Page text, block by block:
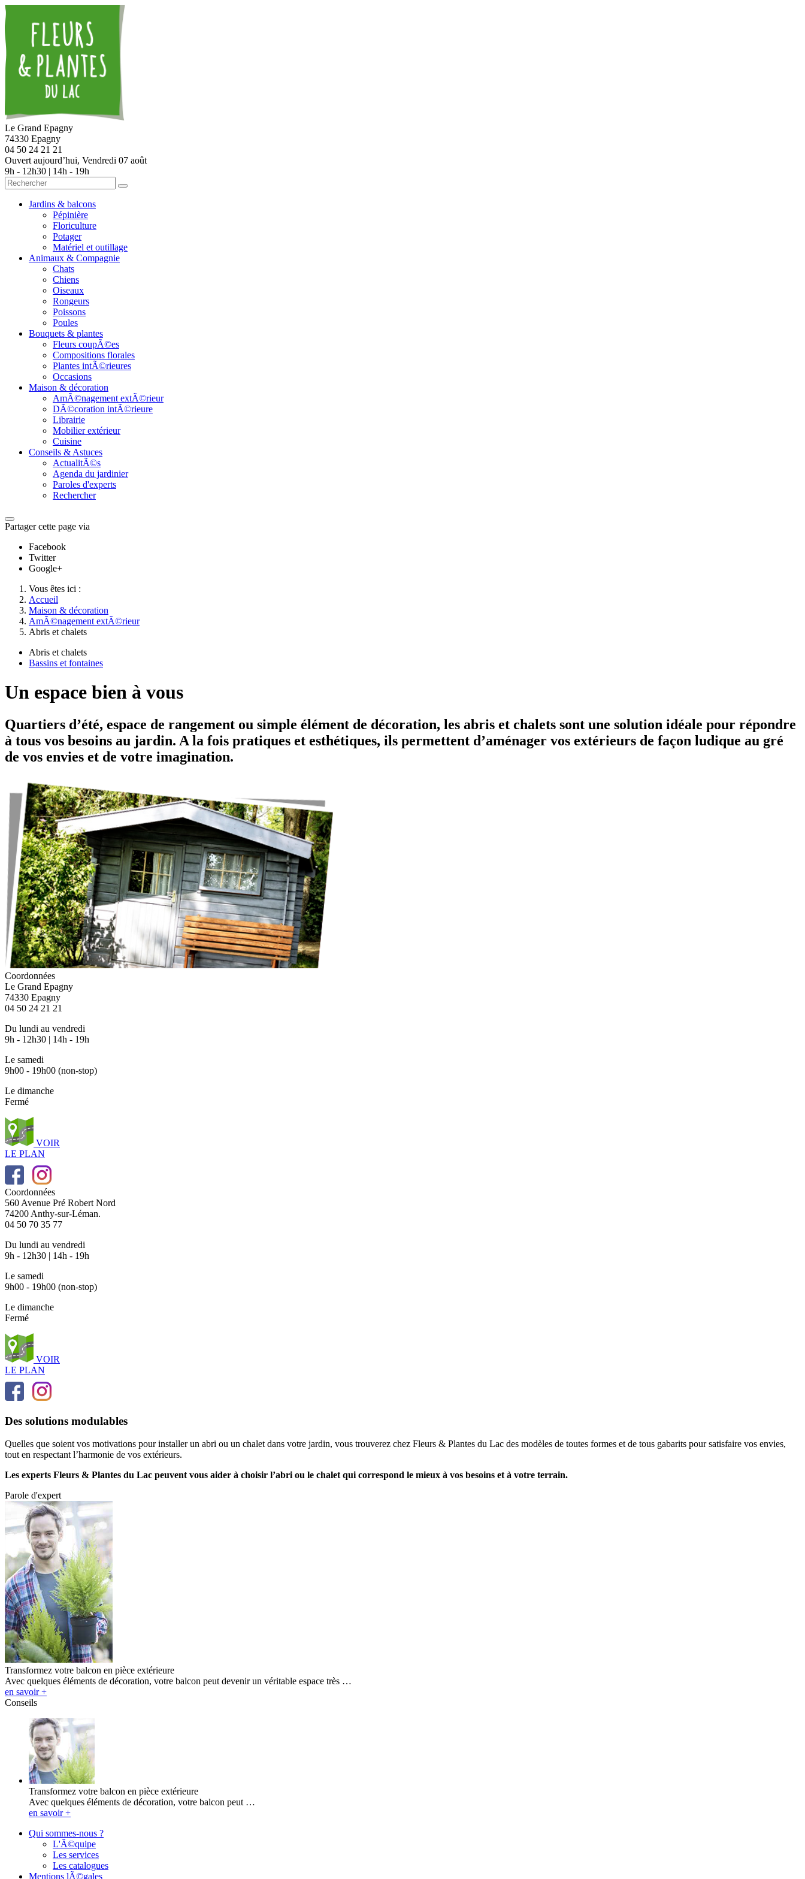
Le Grand Epagny
74330 Epagny
04 50 24 21 21
Ouvert aujourd’hui, Vendredi 07 août
9h - 12h30 | 14h - 19h
Jardins & balcons
Pépinière
Floriculture
Potager
Matériel et outillage
Animaux & Compagnie
Chats
Chiens
Oiseaux
Rongeurs
Poissons
Poules
Bouquets & plantes
Fleurs coupÃ©es
Compositions florales
Plantes intÃ©rieures
Occasions
Maison & décoration
AmÃ©nagement extÃ©rieur
DÃ©coration intÃ©rieure
Librairie
Mobilier extérieur
Cuisine
Conseils & Astuces
ActualitÃ©s
Agenda du jardinier
Paroles d'experts
Rechercher
Partager cette page via
Facebook
Twitter
Google+
Vous êtes ici :
Accueil
Maison & décoration
AmÃ©nagement extÃ©rieur
Abris et chalets
Abris et chalets
Bassins et fontaines
Un espace bien à vous
Quartiers d’été, espace de rangement ou simple élément de décoration, les abris et chalets sont une solution idéale pour répondre
à tous vos besoins au jardin. A la fois pratiques et esthétiques, ils permettent d’aménager vos extérieurs de façon ludique au gré
de vos envies et de votre imagination.
Coordonnées
Le Grand Epagny
74330 Epagny
04 50 24 21 21
Du lundi au vendredi
9h - 12h30 | 14h - 19h
Le samedi
9h00 - 19h00 (non-stop)
Le dimanche
Fermé
VOIR
LE PLAN
Coordonnées
560 Avenue Pré Robert Nord
74200 Anthy-sur-Léman.
04 50 70 35 77
Du lundi au vendredi
9h - 12h30 | 14h - 19h
Le samedi
9h00 - 19h00 (non-stop)
Le dimanche
Fermé
VOIR
LE PLAN
Des solutions modulables
Quelles que soient vos motivations pour installer un abri ou un chalet dans votre jardin, vous trouverez chez Fleurs & Plantes du Lac des modèles de toutes formes et de tous gabarits pour satisfaire vos envies,
tout en respectant l’harmonie de vos extérieurs.
Les experts Fleurs & Plantes du Lac peuvent vous aider à choisir l’abri ou le chalet qui correspond le mieux à vos besoins et à votre terrain.
Parole d'expert
Transformez votre balcon en pièce extérieure
Avec quelques éléments de décoration, votre balcon peut devenir un véritable espace très …
en savoir +
Conseils
Transformez votre balcon en pièce extérieure
Avec quelques éléments de décoration, votre balcon peut …
en savoir +
Qui sommes-nous ?
L'Ã©quipe
Les services
Les catalogues
Mentions lÃ©gales